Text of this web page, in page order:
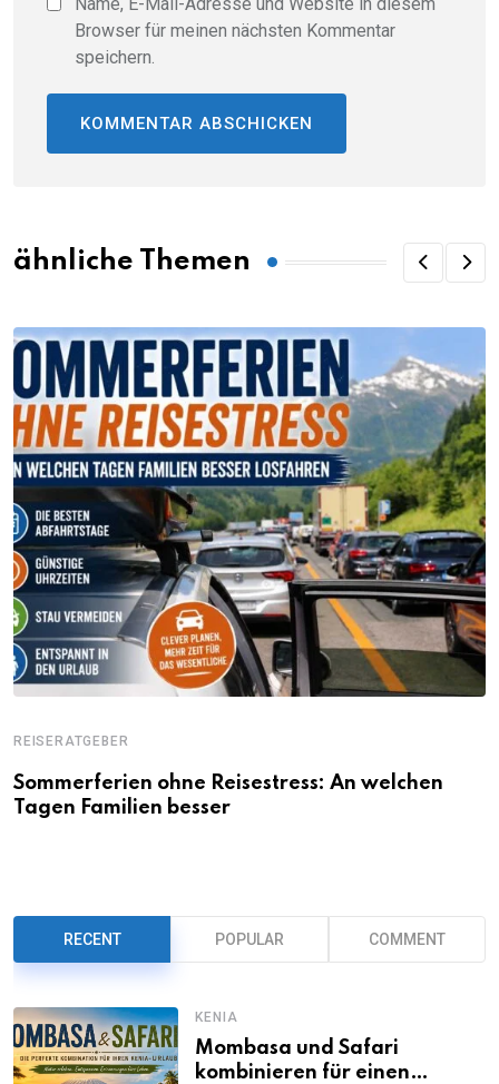
Browser für meinen nächsten Kommentar
speichern.
ähnliche Themen
REISERATGEBER
Sommerferien ohne Reisestress: An welchen
Tagen Familien besser
RECENT POPULAR COMMENT
KENIA
Mombasa und Safari
kombinieren für einen